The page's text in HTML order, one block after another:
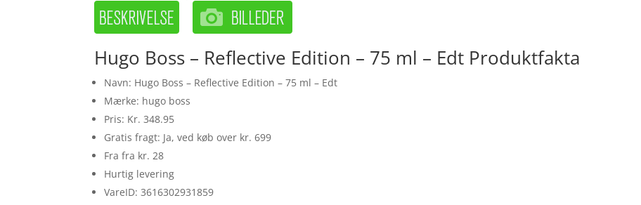
Hugo Boss – Reflective Edition – 75 ml – Edt Produktfakta
Navn: Hugo Boss – Reflective Edition – 75 ml – Edt
Mærke: hugo boss
Pris: Kr. 348.95
Gratis fragt: Ja, ved køb over kr. 699
Fra fra kr. 28
Hurtig levering
VareID: 3616302931859